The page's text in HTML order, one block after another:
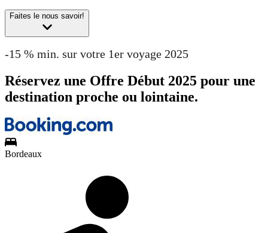
Faites le nous savoir!
-15 % min. sur votre 1er voyage 2025
Réservez une Offre Début 2025 pour une
destination proche ou lointaine.
Bordeaux